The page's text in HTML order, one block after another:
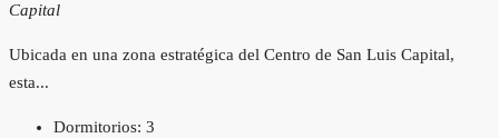
Capital
Ubicada en una zona estratégica del Centro de San Luis Capital,
esta...
Dormitorios: 3